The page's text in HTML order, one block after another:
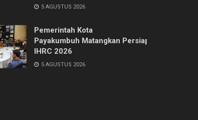
5 AGUSTUS 2026
Pemerintah Kota
Payakumbuh Matangkan Persiapan
IHRC 2026
5 AGUSTUS 2026